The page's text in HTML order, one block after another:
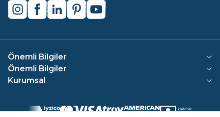
instagramfacebooklinkedinpinterestyoutube
Önemli Bilgiler
Önemli Bilgiler
Kurumsal